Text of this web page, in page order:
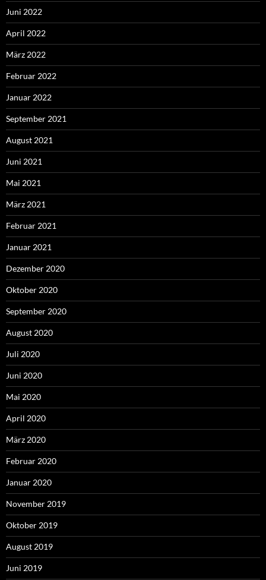
Juni 2022
April 2022
März 2022
Februar 2022
Januar 2022
September 2021
August 2021
Juni 2021
Mai 2021
März 2021
Februar 2021
Januar 2021
Dezember 2020
Oktober 2020
September 2020
August 2020
Juli 2020
Juni 2020
Mai 2020
April 2020
März 2020
Februar 2020
Januar 2020
November 2019
Oktober 2019
August 2019
Juni 2019